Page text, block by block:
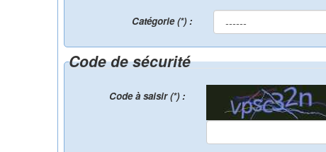
Catégorie (*) :
Code de sécurité
Code à saisir (*) :